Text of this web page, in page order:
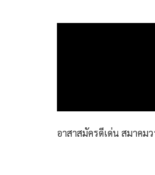
อาสาสมัครดีเด่น สมาคม